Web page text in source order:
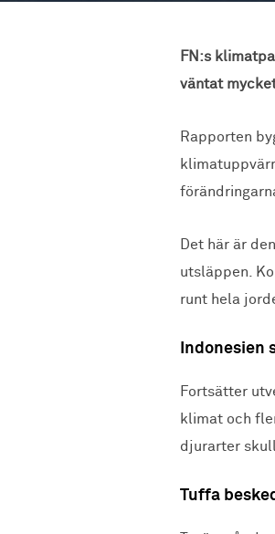
FN:s
väntat
Rapporten
Det här är
utsläppen.
runt hela
Indonesien
Fortsätter
klimat och
djurarter
Tuffa